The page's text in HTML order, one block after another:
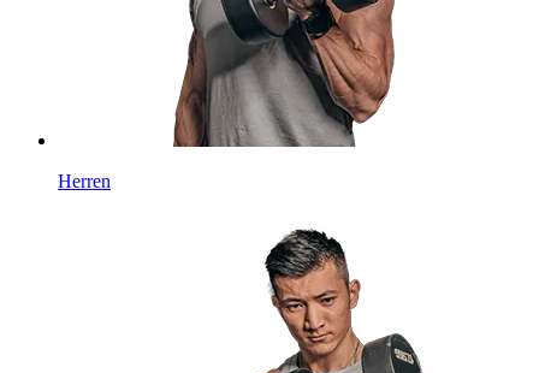
Herren